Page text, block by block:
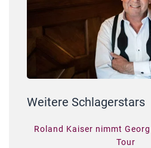
Weitere Schlagerstars
Roland Kaiser nimmt
Tour